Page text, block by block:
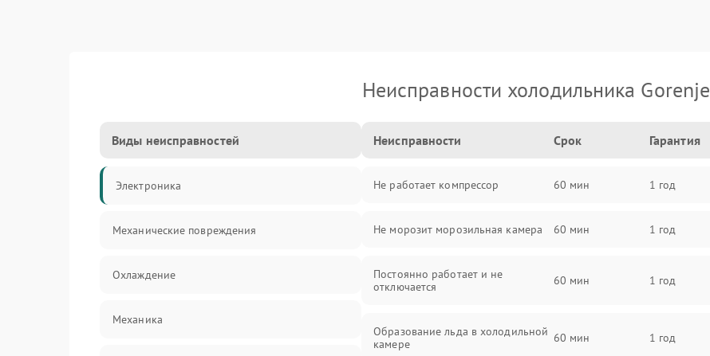
Неисправности холодильника Gorenje
Виды неисправностей
Электроника
Механические повреждения
Охлаждение
Механика
Неисправности Срок Гарантия
Не работает компрессор 60 мин 1 год
Не морозит морозильная камера 60 мин 1 год
Постоянно работает и не
отключается
60 мин 1 год
Образование льда в холодильной
камере
60 мин 1 год